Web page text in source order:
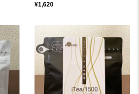
¥1,620